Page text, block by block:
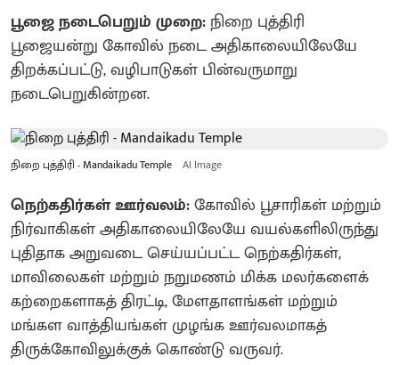
பூஜை நடைபெறும் முறை:நிறை புத்திரி
பூஜையன்று கோவில் நடை அதிகாலையிலேயே
திறக்கப்பட்டு, வழிபாடுகள் பின்வருமாறு
நடைபெறுகின்றன.
நிறை புத்திரி - Mandaikadu Temple AI Image
நெற்கதிர்கள் ஊர்வலம்:கோவில் பூசாரிகள் மற்றும்
நிர்வாகிகள் அதிகாலையிலேயே வயல்களிலிருந்து
புதிதாக அறுவடை செய்யப்பட்ட நெற்கதிர்கள்,
மாவிலைகள் மற்றும் நறுமணம் மிக்க மலர்களைக்
கற்றைகளாகத் திரட்டி, மேளதாளங்கள் மற்றும்
மங்கள வாத்தியங்கள் முழங்க ஊர்வலமாகத்
திருக்கோவிலுக்குக் கொண்டு வருவர்.